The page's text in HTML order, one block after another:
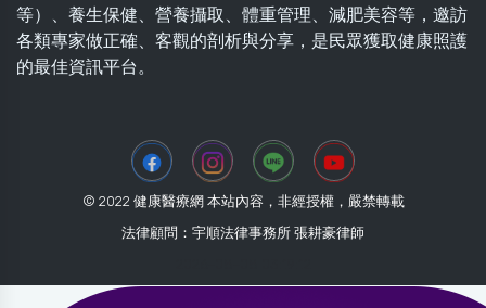
等）、養生保健、營養攝取、體重管理、減肥美容等，邀訪
各類專家做正確、客觀的剖析與分享，是民眾獲取健康照護
的最佳資訊平台。
© 2022 健康醫療網 本站內容，非經授權，嚴禁轉載
法律顧問：宇順法律事務所 張耕豪律師